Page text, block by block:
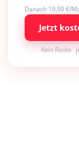
Danach 19,90 €/
Jetzt
Kein Risiko